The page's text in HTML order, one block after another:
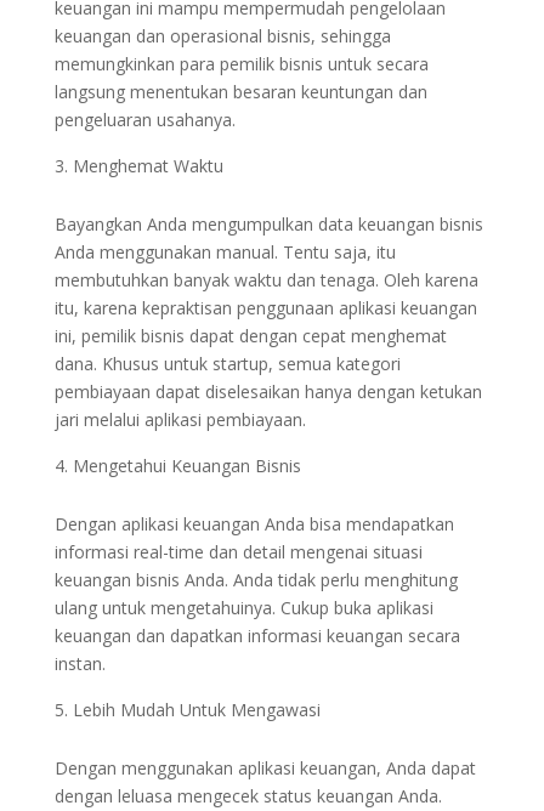
keuangan ini mampu mempermudah pengelolaan
keuangan dan operasional bisnis, sehingga
memungkinkan para pemilik bisnis untuk secara
langsung menentukan besaran keuntungan dan
pengeluaran usahanya.
Menghemat Waktu
Bayangkan Anda mengumpulkan data keuangan bisnis
Anda menggunakan manual. Tentu saja, itu
membutuhkan banyak waktu dan tenaga. Oleh karena
itu, karena kepraktisan penggunaan aplikasi keuangan
ini, pemilik bisnis dapat dengan cepat menghemat
dana. Khusus untuk startup, semua kategori
pembiayaan dapat diselesaikan hanya dengan ketukan
jari melalui aplikasi pembiayaan.
Mengetahui Keuangan Bisnis
Dengan aplikasi keuangan Anda bisa mendapatkan
informasi real-time dan detail mengenai situasi
keuangan bisnis Anda. Anda tidak perlu menghitung
ulang untuk mengetahuinya. Cukup buka aplikasi
keuangan dan dapatkan informasi keuangan secara
instan.
Lebih Mudah Untuk Mengawasi
Dengan menggunakan aplikasi keuangan, Anda dapat
dengan leluasa mengecek status keuangan Anda.